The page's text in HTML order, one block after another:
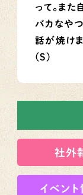
って。また
バカなや
話が焼けま
(S)
社外
イベン